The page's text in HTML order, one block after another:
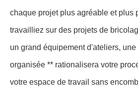
chaque projet plus agréable et plus
travailliez sur des projets de
un grand équipement d'ateliers,
organisée ** rationalisera votre
votre espace de travail sans